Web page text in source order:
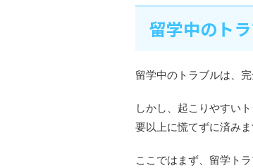
留学中のト
留学中のトラブルは、
しかし、起こりやすい
要以上に慌てずに済みま
ここではまず、留学ト